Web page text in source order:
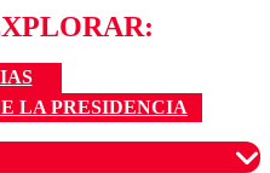
LA PRESIDENCIA